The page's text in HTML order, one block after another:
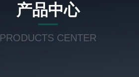
产品中心
PRODUCTS CENTER